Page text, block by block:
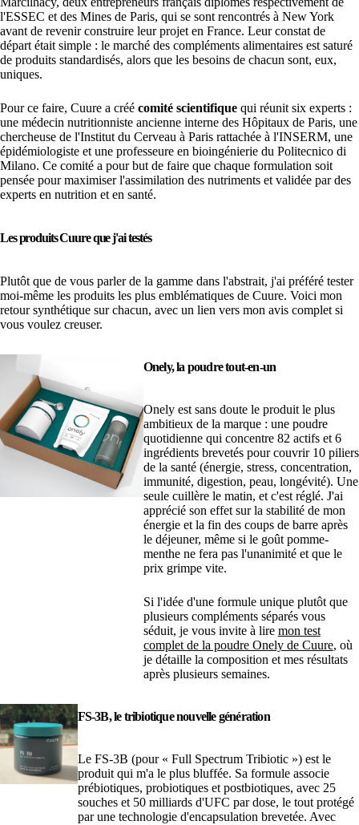
l'ESSEC et des Mines de Paris, qui se sont rencontrés à New York
avant de revenir construire leur projet en France. Leur constat de
départ était simple : le marché des compléments alimentaires est saturé
de produits standardisés, alors que les besoins de chacun sont, eux,
uniques.
Pour ce faire, Cuure a créé comité scientifique qui réunit six experts :
une médecin nutritionniste ancienne interne des Hôpitaux de Paris, une
chercheuse de l'Institut du Cerveau à Paris rattachée à l'INSERM, une
épidémiologiste et une professeure en bioingénierie du Politecnico di
Milano. Ce comité a pour but de faire que chaque formulation soit
pensée pour maximiser l'assimilation des nutriments et validée par des
experts en nutrition et en santé.
Les produits Cuure que j'ai testés
Plutôt que de vous parler de la gamme dans l'abstrait, j'ai préféré tester
moi-même les produits les plus emblématiques de Cuure. Voici mon
retour synthétique sur chacun, avec un lien vers mon avis complet si
vous voulez creuser.
Onely, la poudre tout-en-un
Onely est sans doute le produit le plus
ambitieux de la marque : une poudre
quotidienne qui concentre 82 actifs et 6
ingrédients brevetés pour couvrir 10 piliers
de la santé (énergie, stress, concentration,
immunité, digestion, peau, longévité). Une
seule cuillère le matin, et c'est réglé. J'ai
apprécié son effet sur la stabilité de mon
énergie et la fin des coups de barre après
le déjeuner, même si le goût pomme-
menthe ne fera pas l'unanimité et que le
prix grimpe vite.
Si l'idée d'une formule unique plutôt que
plusieurs compléments séparés vous
séduit, je vous invite à lire mon test
complet de la poudre Onely de Cuure, où
je détaille la composition et mes résultats
après plusieurs semaines.
FS-3B, le tribiotique nouvelle génération
Le FS-3B (pour « Full Spectrum Tribiotic ») est le
produit qui m'a le plus bluffée. Sa formule associe
prébiotiques, probiotiques et postbiotiques, avec 25
souches et 50 milliards d'UFC par dose, le tout protégé
par une technologie d'encapsulation brevetée. Avec